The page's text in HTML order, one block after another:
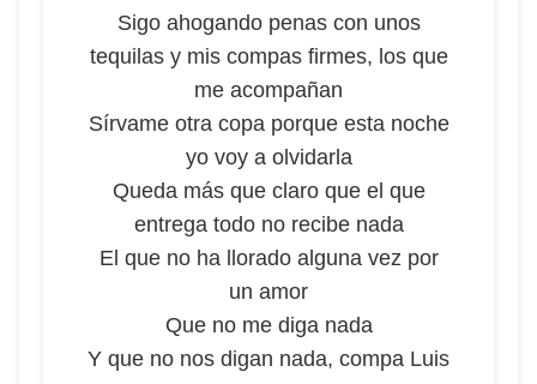
Sigo ahogando penas con unos
tequilas y mis compas firmes, los que
me acompañan
Sírvame otra copa porque esta noche
yo voy a olvidarla
Queda más que claro que el que
entrega todo no recibe nada
El que no ha llorado alguna vez por
un amor
Que no me diga nada
Y que no nos digan nada, compa Luis